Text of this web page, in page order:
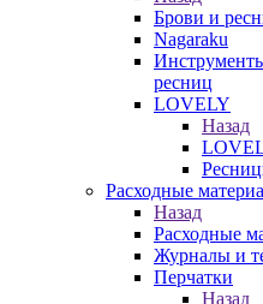
Брови и
Nagaraku
ресниц
LOVELY
Назад
Расходные
Назад
Расходные
Журналы и
Перчатки
Назад